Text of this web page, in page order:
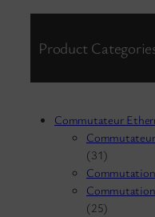
Product
Commutateur
(31)
(25)